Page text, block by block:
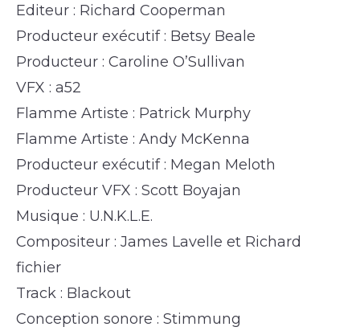
Editeur : Richard Cooperman
Producteur exécutif : Betsy Beale
Producteur : Caroline O’Sullivan
VFX : a52
Flamme Artiste : Patrick Murphy
Flamme Artiste : Andy McKenna
Producteur exécutif : Megan Meloth
Producteur VFX : Scott Boyajan
Musique : U.N.K.L.E.
Compositeur : James Lavelle et Richard
fichier
Track : Blackout
Conception sonore : Stimmung